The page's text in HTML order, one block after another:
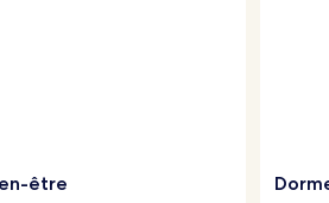
être